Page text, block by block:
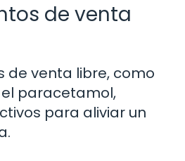
de venta
de venta libre, como
paracetamol,
para aliviar un